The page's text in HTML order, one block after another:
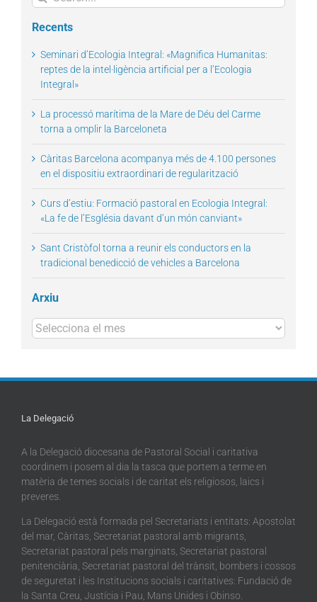
for:
Recents
Seminari d’Ecologia Integral: «Magnifica Humanitas:
reptes de la intel·ligència artificial per a l’Ecologia
Integral»
La processó marítima de la Mare de Déu del Carme
torna a omplir la Barceloneta
Càritas Barcelona acompanya més de 4.100 persones
en el dispositiu extraordinari de regularització
Curs d’estiu: Formació pastoral en Ecologia Integral:
«La fe de l’Església davant d’un món canviant»
Sant Cristòfol torna a reunir els conductors en la
tradicional benedicció de vehicles a Barcelona
Arxiu
Arxius
La Delegació
A la Delegació diocesana de Pastoral Social i caritativa
coordinem i posem al dia la tasca que portem a terme en
matèria de temes socials i de caritat els religiosos, laics i
preveres.
La Delegació està formada pel Secretariats i entitats: Apostolat
del mar, Càritas, Secretariat pastoral amb migrants,
Secretariat pastoral pels marginats, Secretariat pastoral
penitenciària, Secretariat pastoral del trànsit, bombers i cossos
de seguretat i les Institucions socials i caritatives: Fundació de
la Santa Creu, Justícia i Pau, Mans Unides i Obinso.